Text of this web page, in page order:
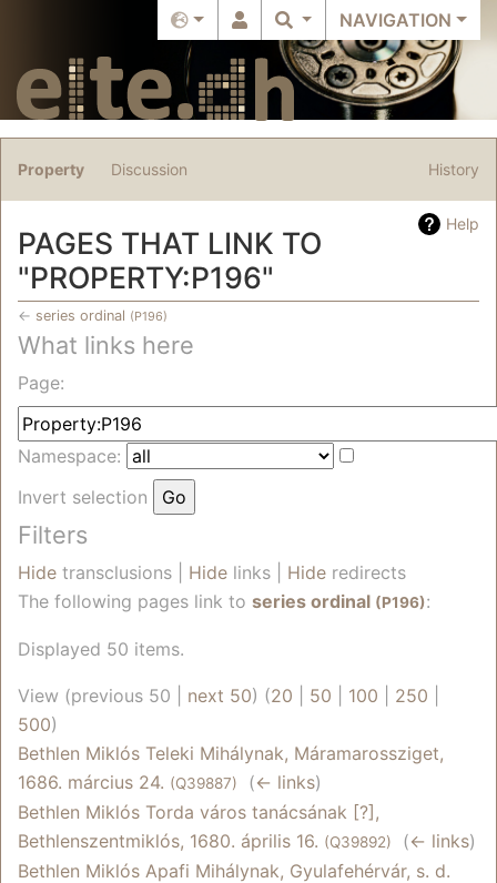
NAVIGATION
Property Discussion History
Help
PAGES THAT LINK TO
"PROPERTY:P196"
← series ordinal (P196)
Jump to:navigation,search
What links here
Page:
Namespace:
Invert selection
Filters
Hide transclusions | Hide links | Hide redirects
The following pages link to series ordinal (P196):
Displayed 50 items.
View (previous 50 | next 50) (20 50 100 250
500)
Bethlen Miklós Teleki Mihálynak, Máramarossziget,
1686. március 24. (Q39887) (← links)
Bethlen Miklós Torda város tanácsának [?],
Bethlenszentmiklós, 1680. április 16. (Q39892) (← links)
Bethlen Miklós Apafi Mihálynak, Gyulafehérvár, s. d.